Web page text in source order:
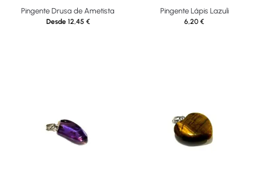
Pingente Drusa de Ametista
Desde 12,45 €
Pingente Lápis Lazuli
6,20 €